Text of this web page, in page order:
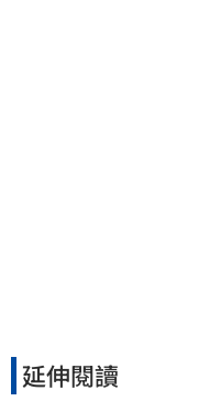
延伸閱讀